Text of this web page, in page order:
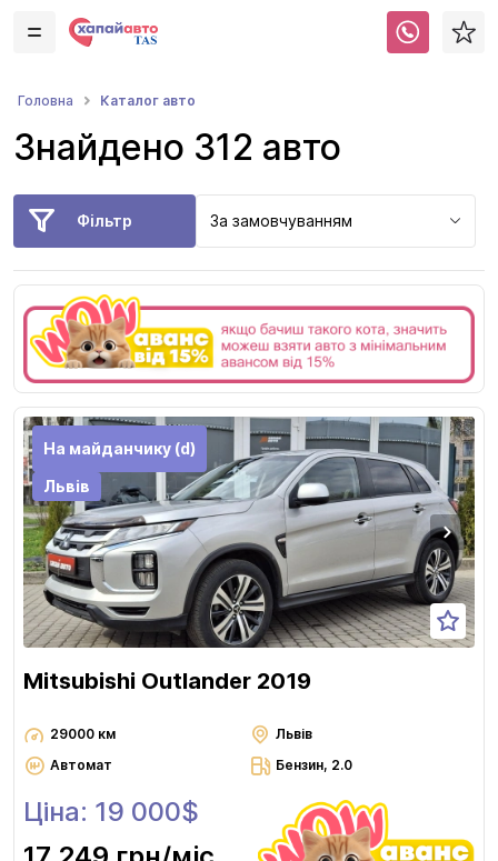
Головна Каталог авто
Знайдено 312 авто
Фільтр За замовчуванням
На майданчику (d)
Львів
Mitsubishi Outlander 2019
29000 км
Львів
Автомат
Бензин, 2.0
Ціна: 19 000$